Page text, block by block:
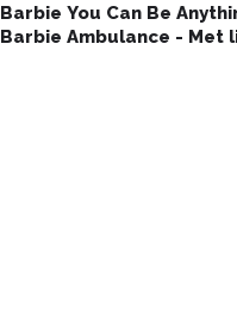
Barbie You Can Be
Barbie Ambulance - Met